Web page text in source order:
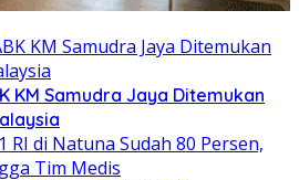
KM Samudra Jaya Ditemukan